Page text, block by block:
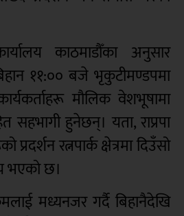
काठमाडौँका अनुसार
११:०० बजे भृकुटीमण्डपमा
मौलिक वेशभूषामा
सहभागी हुनेछन्। यता, राप्रपा
रत्नपार्क क्षेत्रमा दिउँसो
भएको छ।
मध्यनजर गर्दै बिहानैदेखि